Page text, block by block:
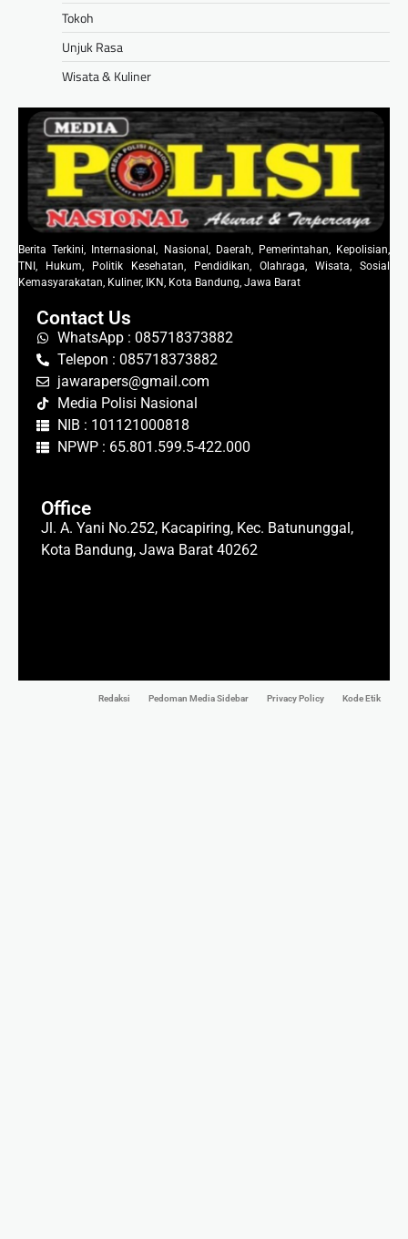
Tokoh
Unjuk Rasa
Wisata & Kuliner
Berita Terkini, Internasional, Nasional, Daerah, Pemerintahan, Kepolisian,
TNI, Hukum, Politik Kesehatan, Pendidikan, Olahraga, Wisata, Sosial
Kemasyarakatan, Kuliner, IKN, Kota Bandung, Jawa Barat
Contact Us
WhatsApp : 085718373882
Telepon : 085718373882
jawarapers@gmail.com
Media Polisi Nasional
NIB : 101121000818
NPWP : 65.801.599.5-422.000
Office
Jl. A. Yani No.252, Kacapiring, Kec. Batununggal,
Kota Bandung, Jawa Barat 40262
Redaksi Pedoman Media Sidebar Privacy Policy Kode Etik